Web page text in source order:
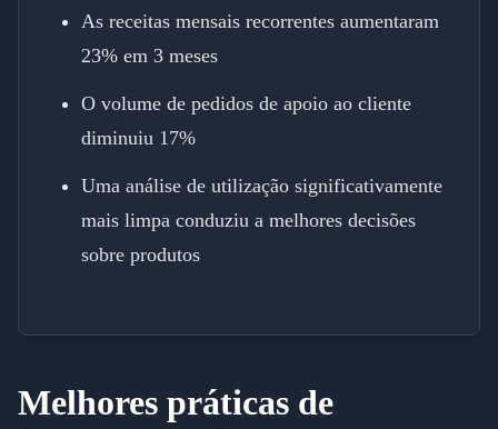
As receitas mensais recorrentes aumentaram
23% em 3 meses
O volume de pedidos de apoio ao cliente
diminuiu 17%
Uma análise de utilização significativamente
mais limpa conduziu a melhores decisões
sobre produtos
Melhores práticas de